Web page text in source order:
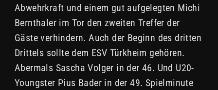
Abwehrkraft und einem gut aufgelegten Michi
Bernthaler im Tor den zweiten Treffer der
Gäste verhindern. Auch der Beginn des dritten
Drittels sollte dem ESV Türkheim gehören.
Abermals Sascha Volger in der 46. Und U20-
Youngster Pius Bader in der 49. Spielminute